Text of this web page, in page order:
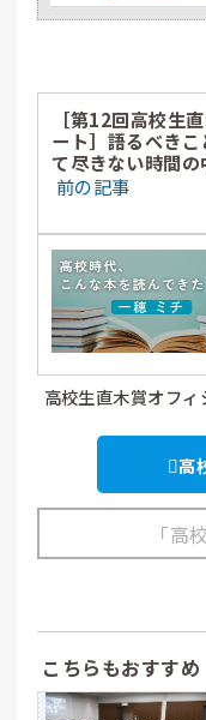
［第12回高校生
ート］語るべきこ
て尽きない時間の
前の記事
高校生直木賞オフ
高
「高
こちらもおすすめ